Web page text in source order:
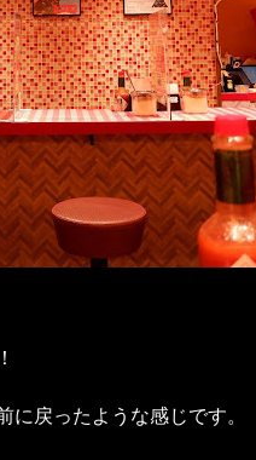
戻ったような感じです。